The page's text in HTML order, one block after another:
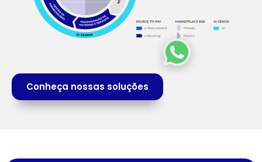
Conheça nossas soluções